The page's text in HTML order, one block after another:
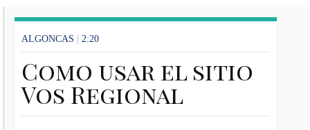
ALGONCAS | 2:20
Como usar el sitio
Vos Regional